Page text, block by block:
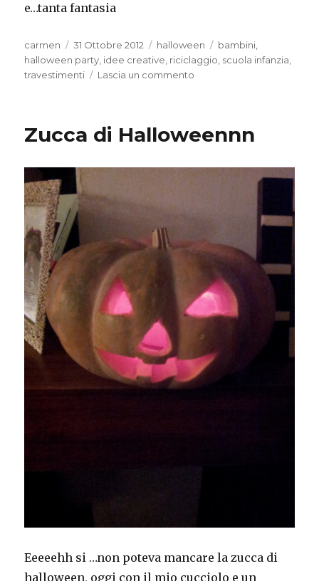
e…tanta fantasia
Autore
carmen
Pubblicato
il
31 Ottobre 2012 Categorie
halloween Tag
bambini,
halloween party, idee creative, riciclaggio, scuola infanzia,
travestimenti
Lascia un commento
Zucca di Halloweennn
Eeeeehh si …non poteva mancare la zucca di
halloween, oggi con il mio cucciolo e un